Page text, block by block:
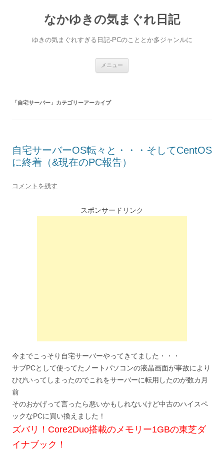
なかゆきの気まぐれ日記
ゆきの気まぐれすぎる日記-PCのこととか多ジャンルに
メニュー
「自宅サーバー 」カテゴリーアーカイブ
自宅サーバーOS転々と・・・そしてCentOS
に終着（&現在のPC報告）
コメントを残す
スポンサードリンク
今までこっそり自宅サーバーやってきてました・・・
サブPCとして使ってたノートパソコンの液晶画面が事故により
ひびいってしまったのでこれをサーバーに転用したのが数カ月
前
そのおかげって言ったら悪いかもしれないけど中古のハイスペ
ックなPCに買い換えました！
ズバリ！Core2Duo搭載のメモリー1GBの東芝ダ
イナブック！